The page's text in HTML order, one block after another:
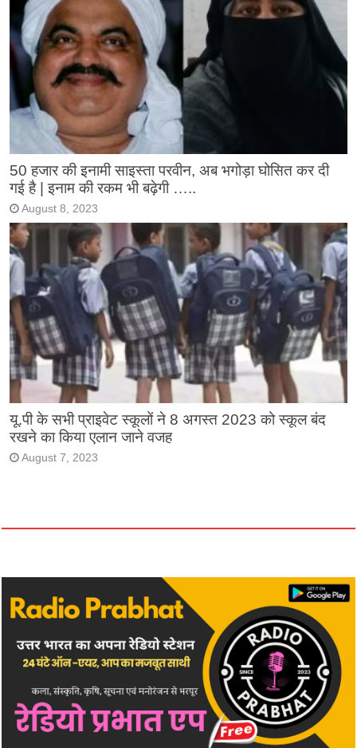
50 हजार की इनामी साइस्ता परवीन, अब भगोड़ा घोसित कर दी
गई है | इनाम की रकम भी बढ़ेगी …..
August 8, 2023
यू.पी के सभी प्राइवेट स्कूलों ने 8 अगस्त 2023 को स्कूल बंद
रखने का किया एलान जाने वजह
August 7, 2023